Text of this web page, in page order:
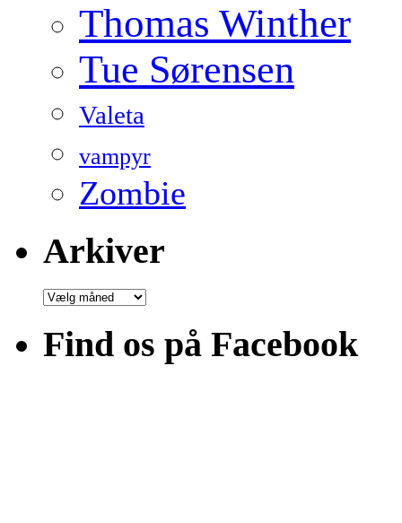
Thomas Winther
Tue Sørensen
Valeta
vampyr
Zombie
Arkiver
Arkiver
Find os på Facebook